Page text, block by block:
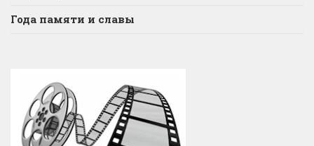
Года памяти и славы